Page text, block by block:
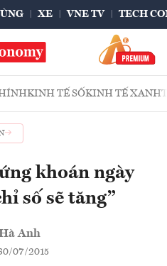
XE VNE TV TECH
KINH TẾ SỐKINH TẾ XANH
khoán ngày
số sẽ tăng”
Anh
07/2015